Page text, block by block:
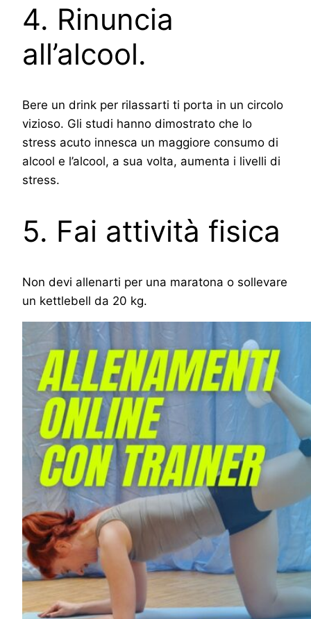
4. Rinuncia
all’alcool.
Bere un drink per rilassarti ti porta in un circolo
vizioso. Gli studi hanno dimostrato che lo
stress acuto innesca un maggiore consumo di
alcool e l’alcool, a sua volta, aumenta i livelli di
stress.
5. Fai attività fisica
Non devi allenarti per una maratona o sollevare
un kettlebell da 20 kg.